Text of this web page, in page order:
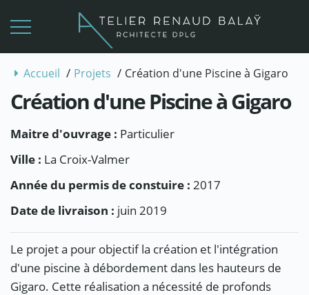
Accueil / Projets / Création d'une Piscine à Gigaro
Création d'une Piscine à Gigaro
Maitre d'ouvrage : Particulier
Ville : La Croix-Valmer
Année du permis de constuire : 2017
Date de livraison : juin 2019
Le projet a pour objectif la création et l'intégration
d'une piscine à débordement dans les hauteurs de
Gigaro. Cette réalisation a nécessité de profonds